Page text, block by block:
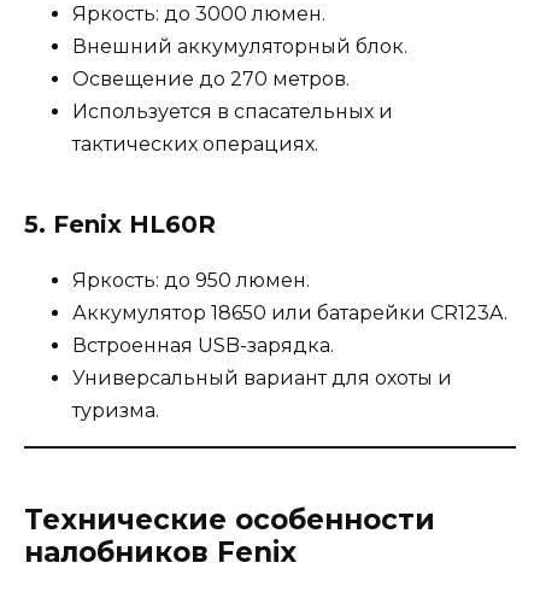
Яркость: до 3000 люмен.
Внешний аккумуляторный блок.
Освещение до 270 метров.
Используется в спасательных и
тактических операциях.
5. Fenix HL60R
Яркость: до 950 люмен.
Аккумулятор 18650 или батарейки CR123A.
Встроенная USB-зарядка.
Универсальный вариант для охоты и
туризма.
Технические особенности
налобников Fenix